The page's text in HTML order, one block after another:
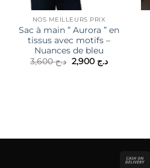
NOS MEILLEURS PRIX
Sac à main ” Aurora ” en
tissus avec motifs –
Nuances de bleu
د.ج3,600
Le
prix
د.ج 2,900
Le